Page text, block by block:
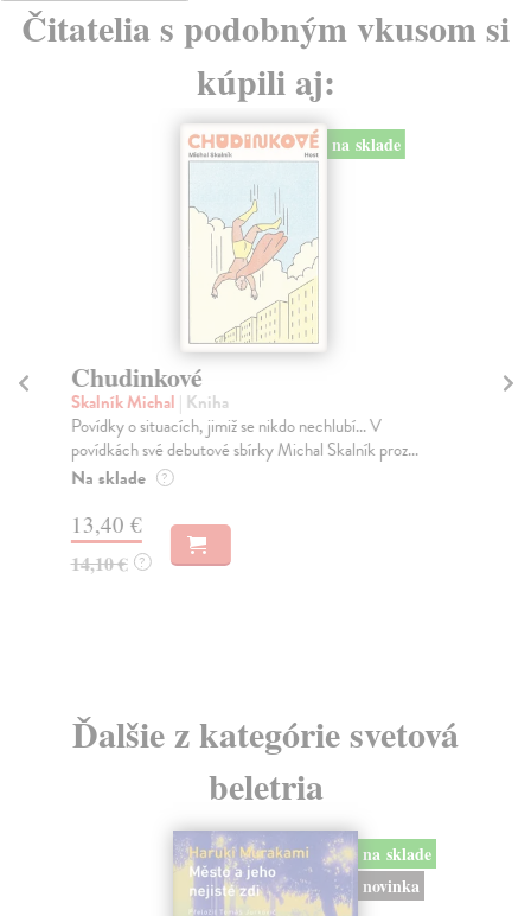
Čitatelia s podobným vkusom si
kúpili aj:
na sklade
Chudinkové
Skalník Michal | Kniha
Povídky o situacích, jimiž se nikdo nechlubí... V
povídkách své debutové sbírky Michal Skalník proz...
Na sklade ?
13,40 €
14,10 € ?
Ďalšie z kategórie svetová
beletria
na sklade
novinka